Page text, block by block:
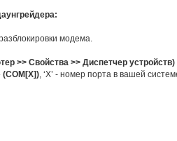
модема.
>> Свойства >> Диспетчер
(COM[X]), ‘X’ - номер порта в вашей